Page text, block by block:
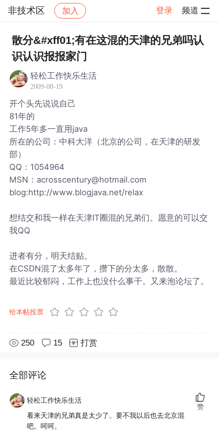
非技术区 加入 登录 频道
社区 非技术区 帖子详情
散分&#xff01;有在这混的天津的兄弟吗认
识认识报报家门
轻松工作快乐生活
2009-08-19
开个头先说说自己
81年的
工作5年多一直用java
所在的公司：中科大洋（北京的公司，在天津的研发
部）
QQ：1054964
MSN：acrosscentury@hotmail.com
blog:http://www.blogjava.net/relax
想结交和我一样在天津IT圈混的兄弟们。愿意的可以交
我QQ
进者有分，明天结贴。
在CSDN混了太多年了，攒下的分太多，散散。
最近比较郁闷，工作上也没什么事干。又来泡论坛了。
给本帖投票
250 15 打赏
全部评论
轻松工作快乐生活
看来天津的兄弟真是太少了。要不我以后也去北京混
吧。呵呵。
赞